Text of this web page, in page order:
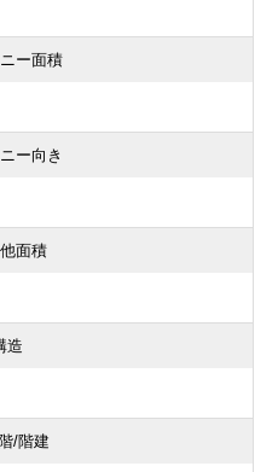
ー面積
ー向き
面積
造
/階建